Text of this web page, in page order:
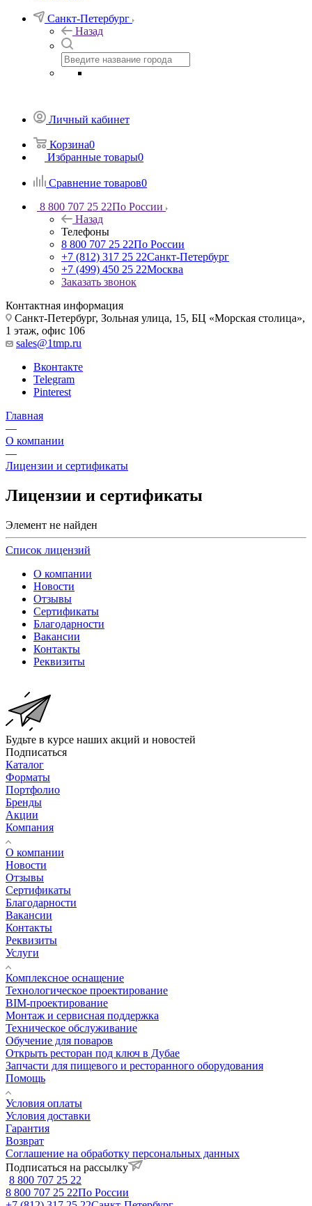
Санкт-Петербург
Назад
Личный кабинет
Корзина0
Избранные товары0
Сравнение товаров0
8 800 707 25 22По России
Назад
Телефоны
8 800 707 25 22По России
+7 (812) 317 25 22Санкт-Петербург
+7 (499) 450 25 22Москва
Заказать звонок
Контактная информация
Санкт-Петербург, Зольная улица, 15, БЦ «Морская столица»,
1 этаж, офис 106
sales@1tmp.ru
Вконтакте
Telegram
Pinterest
Главная
—
О компании
—
Лицензии и сертификаты
Лицензии и сертификаты
Элемент не найден
Список лицензий
О компании
Новости
Отзывы
Сертификаты
Благодарности
Вакансии
Контакты
Реквизиты
Будьте в курсе наших акций и новостей
Подписаться
Каталог
Форматы
Портфолио
Бренды
Акции
Компания
О компании
Новости
Отзывы
Сертификаты
Благодарности
Вакансии
Контакты
Реквизиты
Услуги
Комплексное оснащение
Технологическое проектирование
BIM-проектирование
Монтаж и сервисная поддержка
Техническое обслуживание
Обучение для поваров
Открыть ресторан под ключ в Дубае
Запчасти для пищевого и ресторанного оборудования
Помощь
Условия оплаты
Условия доставки
Гарантия
Возврат
Соглашение на обработку персональных данных
Подписаться на рассылку
8 800 707 25 22
8 800 707 25 22По России